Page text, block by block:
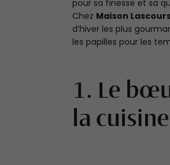
pour sa finesse et sa
Chez Maison
d’hiver les plus
les papilles pour les
1. Le
la